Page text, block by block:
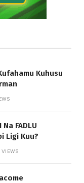
Kuhusu
FADLU
Ligi Kuu?
VIEWS